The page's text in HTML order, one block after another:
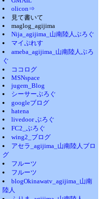
olicon⇒
見て書いて
maglog_agijima
Nija_agijima_山南陸人ぶろぐ
マイぷれす
ameba_agijima_山南陸人ぶろ
ぐ
ココログ
MSNspace
jugem_Blog
シーサーぶろぐ
googleブログ
hatena
livedoor ぶろぐ
FC2_ぶろぐ
wing2_ブログ
アセラ_agijima_山南陸人ブロ
グ
フルーツ
フルーツ
blogOkinawatv_agijima_山南
陸人